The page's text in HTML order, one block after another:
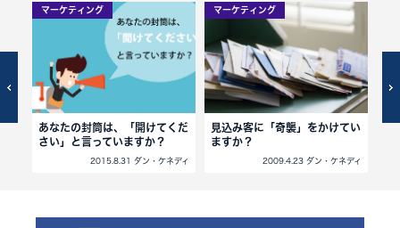
マーケティング
あなたの封筒は、「開けてくだ
さい」と言っていますか？
2015.8.31 ダン・ケネディ
マーケティング
見込み客に「奇襲」をかけてい
ますか？
2009.4.23 ダン・ケネディ